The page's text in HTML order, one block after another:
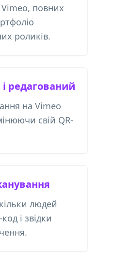
повних
роликів.
редагований
на Vimeo
свій QR-
людей
і звідки